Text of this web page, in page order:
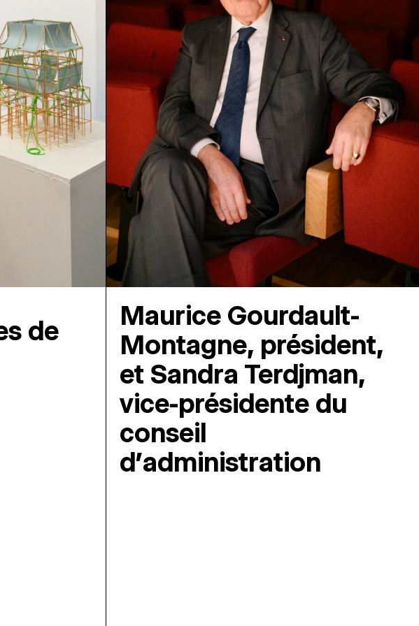
Maurice Gourdault-
Montagne, président,
et Sandra Terdjman,
vice-présidente du
conseil
d’administration